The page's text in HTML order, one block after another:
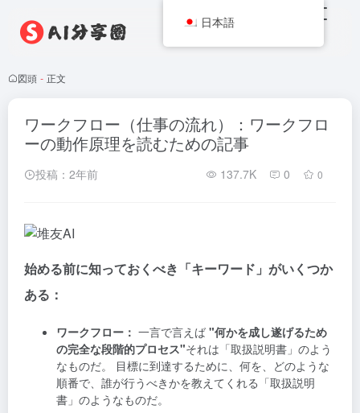
図頭 - 正文
ワークフロー（仕事の流れ）：ワークフロ
ーの動作原理を読むための記事
投稿：2年前 137.7K 0 0
始める前に知っておくべき「キーワード」がいくつか
ある：
ワークフロー： 一言で言えば "何かを成し遂げるため
の完全な段階的プロセス"それは「取扱説明書」のよう
なものだ。 目標に到達するために、何を、どのような
順番で、誰が行うべきかを教えてくれる「取扱説明
書」のようなものだ。
日本語